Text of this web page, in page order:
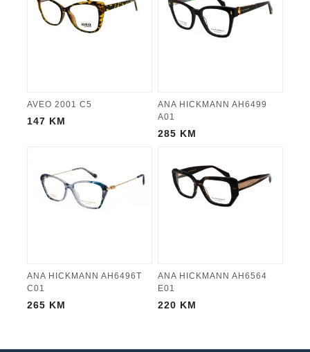
AVEO 2001 C5
147 KM
ANA HICKMANN AH6499
A01
285 KM
ANA HICKMANN AH6496T
C01
265 KM
ANA HICKMANN AH6564
E01
220 KM